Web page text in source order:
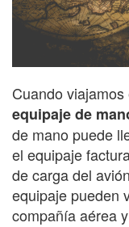
Cuando
equipaje de
de mano puede
el equipaje
de carga del
equipaje pueden
compañía aérea